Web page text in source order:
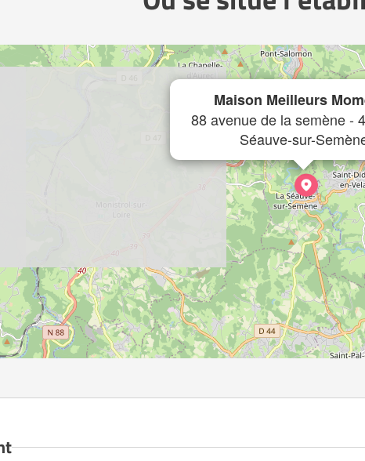
Maison Meilleurs
88 avenue de la semène -
Séauve-sur-